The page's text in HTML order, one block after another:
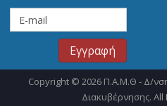
Copyright © 2026 Π.Α.Μ.Θ - Δ/
Διακυβέρνησης.